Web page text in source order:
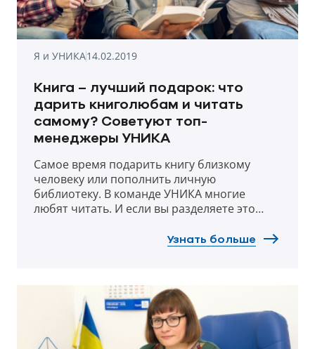
Я и УНИКА14.02.2019
Книга – лучший подарок: что
дарить книголюбам и читать
самому? Советуют топ-
менеджеры УНИКА
Самое время подарить книгу близкому
человеку или пополнить личную
библиотеку. В команде УНИКА многие
любят читать. И если вы разделяете это
советов по выбору книг.Узнать больше